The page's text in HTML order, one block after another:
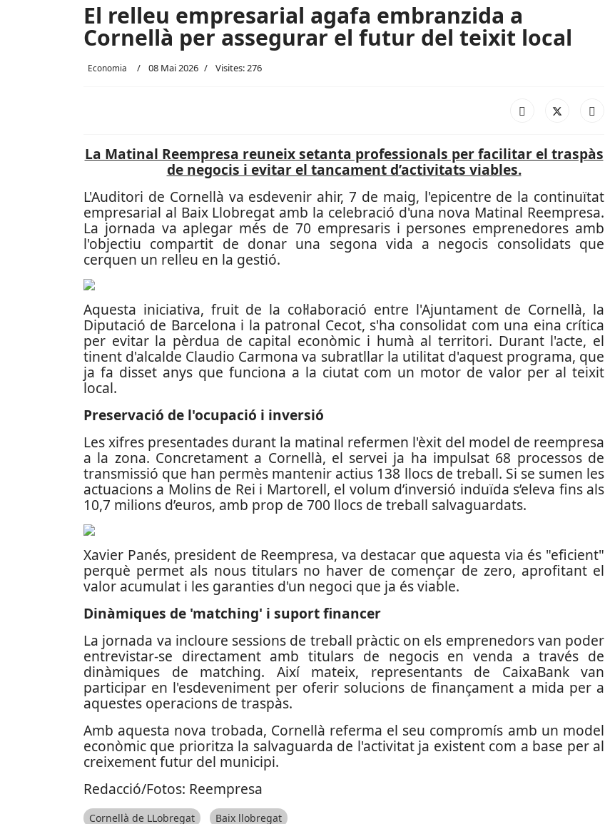
El relleu empresarial agafa embranzida a
Cornellà per assegurar el futur del teixit local
Economia 08 Mai 2026 Visites: 276
La Matinal Reempresa reuneix setanta professionals per facilitar el traspàs
de negocis i evitar el tancament d’activitats viables.
L'Auditori de Cornellà va esdevenir ahir, 7 de maig, l'epicentre de la continuïtat
empresarial al Baix Llobregat amb la celebració d'una nova Matinal Reempresa.
La jornada va aplegar més de 70 empresaris i persones emprenedores amb
l'objectiu compartit de donar una segona vida a negocis consolidats que
cerquen un relleu en la gestió.
Aquesta iniciativa, fruit de la col·laboració entre l'Ajuntament de Cornellà, la
Diputació de Barcelona i la patronal Cecot, s'ha consolidat com una eina crítica
per evitar la pèrdua de capital econòmic i humà al territori. Durant l'acte, el
tinent d'alcalde Claudio Carmona va subratllar la utilitat d'aquest programa, que
ja fa disset anys que funciona a la ciutat com un motor de valor per al teixit
local.
Preservació de l'ocupació i inversió
Les xifres presentades durant la matinal refermen l'èxit del model de reempresa
a la zona. Concretament a Cornellà, el servei ja ha impulsat 68 processos de
transmissió que han permès mantenir actius 138 llocs de treball. Si se sumen les
actuacions a Molins de Rei i Martorell, el volum d’inversió induïda s’eleva fins als
10,7 milions d’euros, amb prop de 700 llocs de treball salvaguardats.
Xavier Panés, president de Reempresa, va destacar que aquesta via és "eficient"
perquè permet als nous titulars no haver de començar de zero, aprofitant el
valor acumulat i les garanties d'un negoci que ja és viable.
Dinàmiques de 'matching' i suport financer
La jornada va incloure sessions de treball pràctic on els emprenedors van poder
entrevistar-se directament amb titulars de negocis en venda a través de
dinàmiques de matching. Així mateix, representants de CaixaBank van
participar en l'esdeveniment per oferir solucions de finançament a mida per a
aquestes operacions de traspàs.
Amb aquesta nova trobada, Cornellà referma el seu compromís amb un model
econòmic que prioritza la salvaguarda de l'activitat ja existent com a base per al
creixement futur del municipi.
Redacció/Fotos: Reempresa
Cornellà de LLobregat Baix llobregat